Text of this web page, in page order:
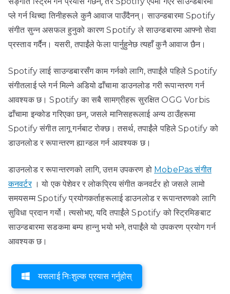
प्ले गर्न थिच्दा तिनीहरूले कुनै आवाज पाउँदैनन्। साउन्डबारमा Spotify
संगीत सुन्न असफल हुनुको कारण Spotify ले साउन्डबारमा आफ्नो सेवा
प्रस्ताव गर्दैन। यसरी, तपाईंले फेला पार्नुहुनेछ त्यहाँ कुनै आवाज छैन।
Spotify लाई साउन्डबारसँग काम गर्नको लागि, तपाईंले पहिले Spotify
संगीतलाई प्ले गर्न मिल्ने अडियो ढाँचामा डाउनलोड गरी रूपान्तरण गर्न
आवश्यक छ। Spotify का सबै सामग्रीहरू सुरक्षित OGG Vorbis
ढाँचामा इन्कोड गरिएका छन्, जसले मानिसहरूलाई अन्य ठाउँहरूमा
Spotify संगीत लागू गर्नबाट रोक्छ। तसर्थ, तपाईंले पहिले Spotify को
डाउनलोड र रूपान्तरण ह्यान्डल गर्न आवश्यक छ।
डाउनलोड र रूपान्तरणको लागि, उत्तम उपकरण हो MobePas संगीत
कनवर्टर। यो एक पेशेवर र लोकप्रिय संगीत कनवर्टर हो जसले लामो
समयसम्म Spotify प्रयोगकर्ताहरूलाई डाउनलोड र रूपान्तरणको लागि
सुविधा प्रदान गर्यो। त्यसोभए, यदि तपाईंले Spotify को स्ट्रिमिङबाट
साउन्डबारमा सडकमा बम्प हान्नु भयो भने, तपाईंले यो उपकरण प्रयोग गर्न
आवश्यक छ।
यसलाई निःशुल्क प्रयास गर्नुहोस्